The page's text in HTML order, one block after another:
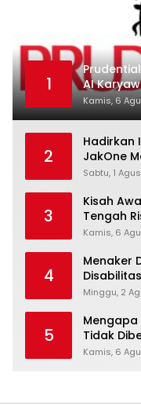
1
AI
Kamis, 6
2
Hadirkan
JakOne
Raih
Sabtu, 1
3
Kisah
Tengah
Kamis, 6
4
Menaker
Setara
Minggu, 2
5
Tidak
Kamis, 6